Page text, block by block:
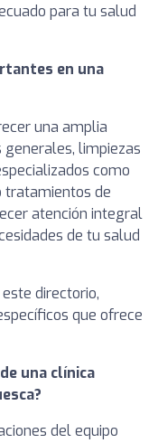
para tu salud
en una
una amplia
generales, limpiezas
como
tratamientos de
atención integral
de tu salud
directorio,
que ofrece
una clínica
del equipo